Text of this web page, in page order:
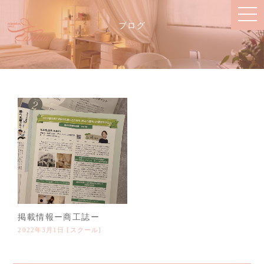
ブログ
Blog
掲載情報ー商工誌ー
2022年3月1日 [ スクール]